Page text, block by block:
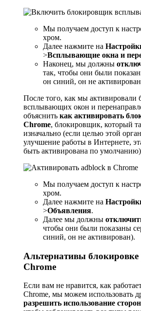
Мы получаем доступ к
хром.
Далее нажмите на
>Всплывающие окна и
Наконец, мы должны
так, чтобы они были
он синий, он не
После того, как мы активировали
всплывающих окон и
объяснить как активировать
Chrome, блокировщик, который
изначально (если целью этой
улучшение работы в Интернете,
быть активирована по
Мы получаем доступ к
хром.
Далее нажмите на
>Объявления.
Далее мы должны
чтобы они были показаны
синий, он не активирован).
Альтернативы
Chrome
Если вам не нравится, как
Chrome, мы можем использовать
разрешить использование